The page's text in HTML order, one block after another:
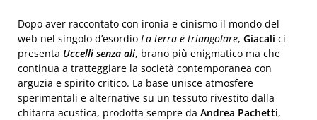
Dopo aver raccontato con ironia e cinismo il mondo del
web nel singolo d’esordio La terra è triangolare, Giacali ci
presenta Uccelli senza ali, brano più enigmatico ma che
continua a tratteggiare la società contemporanea con
arguzia e spirito critico. La base unisce atmosfere
sperimentali e alternative su un tessuto rivestito dalla
chitarra acustica, prodotta sempre da Andrea Pachetti,